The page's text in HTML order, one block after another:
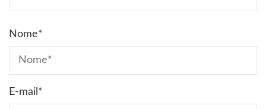
Nome*
E-mail *